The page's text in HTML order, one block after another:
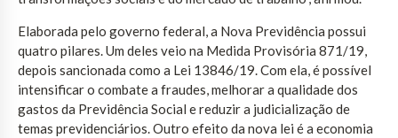
Elaborada pelo governo federal, a Nova Previdência possui
quatro pilares. Um deles veio na Medida Provisória 871/19,
depois sancionada como a Lei 13846/19. Com ela, é possível
intensificar o combate a fraudes, melhorar a qualidade dos
gastos da Previdência Social e reduzir a judicialização de
temas previdenciários. Outro efeito da nova lei é a economia